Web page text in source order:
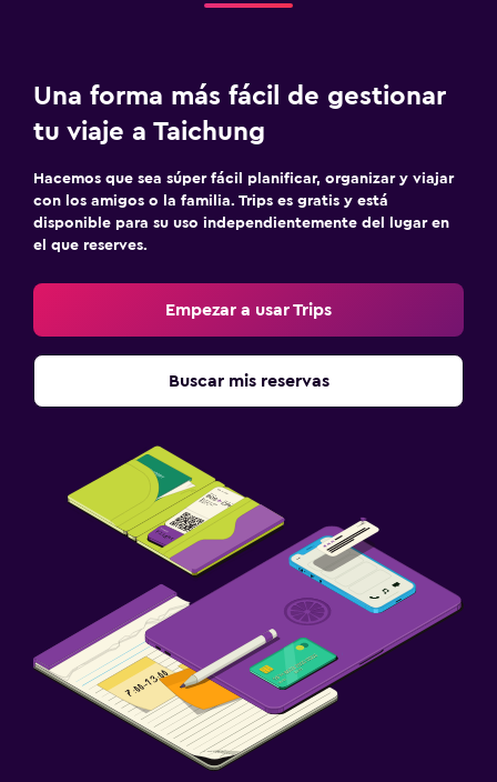
Una forma más fácil de gestionar
tu viaje a Taichung
Hacemos que sea súper fácil planificar, organizar y viajar
con los amigos o la familia. Trips es gratis y está
disponible para su uso independientemente del lugar en
el que reserves.
Empezar a usar Trips
Buscar mis reservas